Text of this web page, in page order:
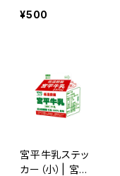
牛乳のパッケー
¥500
宮平牛乳ステッ
カー（小）| 宮平